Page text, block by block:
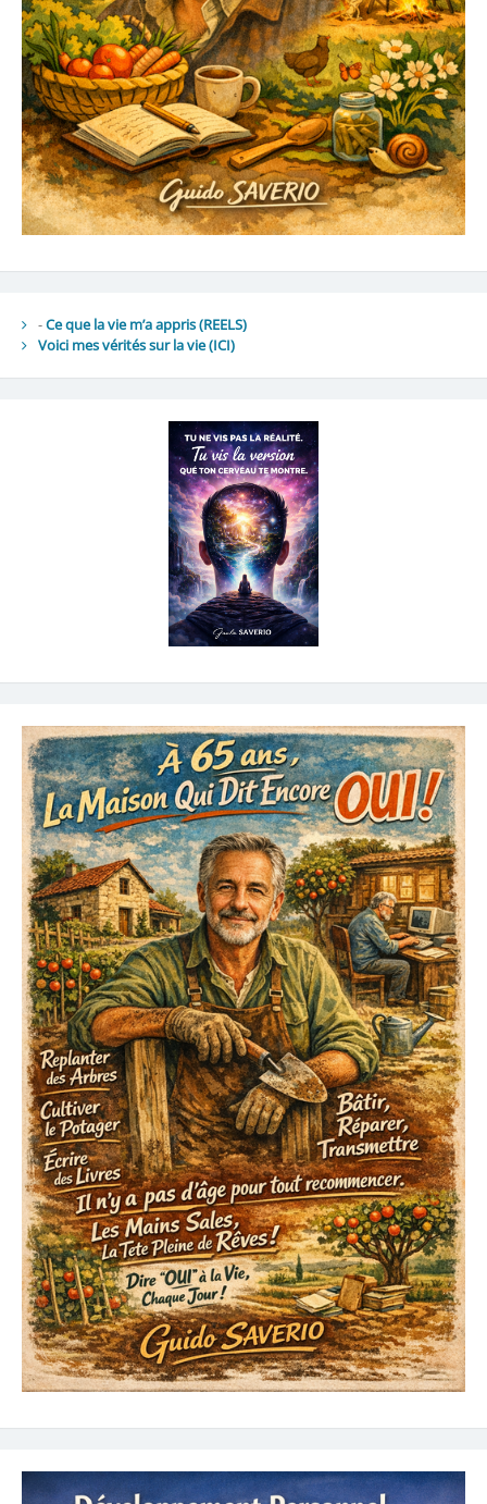
-Ce que la vie m’a appris (REELS)
Voici mes vérités sur la vie(ICI)